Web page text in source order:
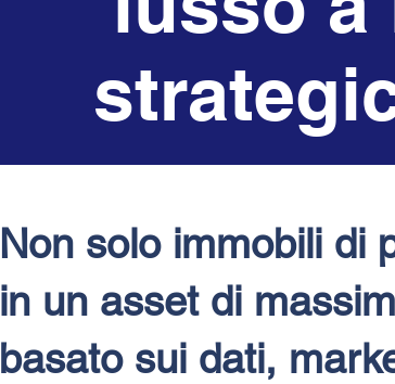
​Non solo immobili di
in un asset di
basato sui dati,